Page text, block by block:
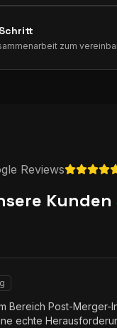
zum
Reviews
Kunden
Bereich Post-Merger-
echte